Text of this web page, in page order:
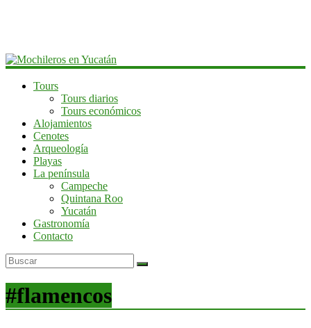
Mochileros
Yucatán
Yucatán
Tours
Tours diarios
Tours económicos
Alojamientos
Cenotes
Arqueología
Playas
La península
Campeche
Quintana Roo
Yucatán
Gastronomía
Contacto
#flamencos